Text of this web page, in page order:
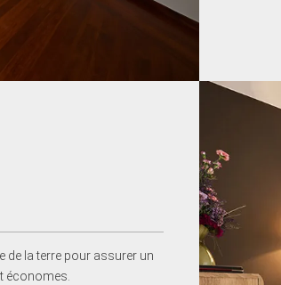
de la terre pour assurer un
économes.